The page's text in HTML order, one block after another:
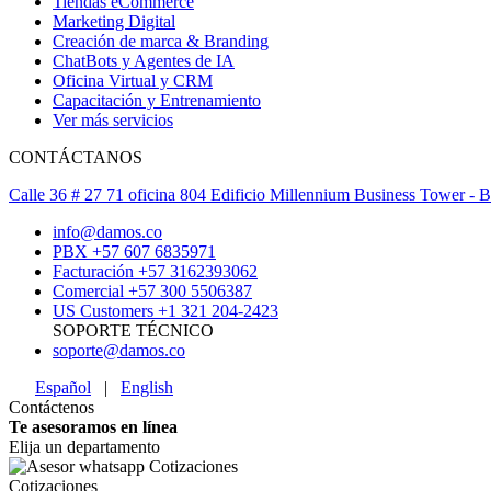
Marketing Digital
Creación de marca & Branding
ChatBots y Agentes de IA
Oficina Virtual y CRM
Capacitación y Entrenamiento
Ver más servicios
CONTÁCTANOS
Calle 36 # 27 71 oficina 804 Edificio Millennium Business Tower -
info@damos.co
PBX +57 607 6835971
Facturación +57 3162393062
Comercial +57 300 5506387
US Customers +1 321 204-2423
SOPORTE TÉCNICO
soporte@damos.co
Español | English
Contáctenos
Te asesoramos en línea
Elija un departamento
Cotizaciones